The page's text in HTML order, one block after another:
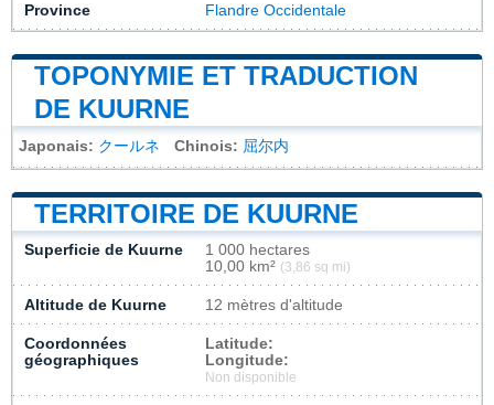
Province Flandre Occidentale
TOPONYMIE ET TRADUCTION
DE KUURNE
Japonais: クールネ Chinois: 屈尔内
TERRITOIRE DE KUURNE
Superficie de Kuurne
1 000 hectares
10,00 km² (3,86 sq mi)
Altitude de Kuurne 12 mètres d'altitude
Coordonnées
géographiques
Latitude:
Longitude:
Non disponible